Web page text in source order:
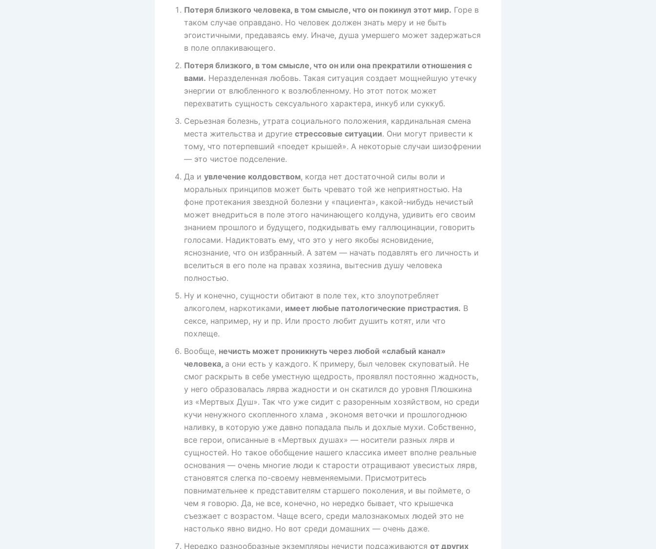
Потеря близкого человека, в том смысле, что он покинул этот мир. Горе в
таком случае оправдано. Но человек должен знать меру и не быть
эгоистичными, предаваясь ему. Иначе, душа умершего может задержаться
в поле оплакивающего.
Потеря близкого, в том смысле, что он или она прекратили отношения с
вами. Неразделенная любовь. Такая ситуация создает мощнейшую утечку
энергии от влюбленного к возлюбленному. Но этот поток может
перехватить сущность сексуального характера, инкуб или суккуб.
Серьезная болезнь, утрата социального положения, кардинальная смена
места жительства и другие стрессовые ситуации. Они могут привести к
тому, что потерпевший «поедет крышей». А некоторые случаи шизофрении
— это чистое подселение.
Да и увлечение колдовством, когда нет достаточной силы воли и
моральных принципов может быть чревато той же неприятностью. На
фоне протекания звездной болезни у «пациента», какой-нибудь нечистый
может внедриться в поле этого начинающего колдуна, удивить его своим
знанием прошлого и будущего, подкидывать ему галлюцинации, говорить
голосами. Надиктовать ему, что это у него якобы ясновидение,
яснознание, что он избранный. А затем — начать подавлять его личность и
вселиться в его поле на правах хозяина, вытеснив душу человека
полностью.
Ну и конечно, сущности обитают в поле тех, кто злоупотребляет
алкоголем, наркотиками, имеет любые патологические пристрастия. В
сексе, например, ну и пр. Или просто любит душить котят, или что
похлеще.
Вообще, нечисть может проникнуть через любой «слабый канал»
человека, а они есть у каждого. К примеру, был человек скуповатый. Не
смог раскрыть в себе уместную щедрость, проявлял постоянно жадность,
у него образовалась лярва жадности и он скатился до уровня Плюшкина
из «Мертвых Душ». Так что уже сидит с разоренным хозяйством, но среди
кучи ненужного скопленного хлама , экономя веточки и прошлогоднюю
наливку, в которую уже давно попадала пыль и дохлые мухи. Собственно,
все герои, описанные в «Мертвых душах» — носители разных лярв и
сущностей. Но такое обобщение нашего классика имеет вполне реальные
основания — очень многие люди к старости отращивают увесистых лярв,
становятся слегка по-своему невменяемыми. Присмотритесь
повнимательнее к представителям старшего поколения, и вы поймете, о
чем я говорю. Да, не все, конечно, но нередко бывает, что крышечка
съезжает с возрастом. Чаще всего, среди малознакомых людей это не
настолько явно видно. Но вот среди домашних — очень даже.
Нередко разнообразные экземпляры нечисти подсаживаются от других